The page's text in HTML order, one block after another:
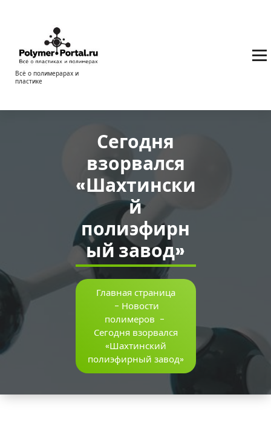
содержимому
Всё о полимерарах и
пластике
Сегодня
взорвался
«Шахтински
й
полиэфирн
ый завод»
Главная страница
- Новости
полимеров -
Сегодня взорвался
«Шахтинский
полиэфирный завод»